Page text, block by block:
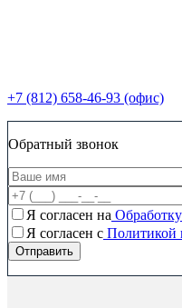
+7 (812) 658-46-93 (офис)
Обратный звонок
Я согласен на
Я согласен c Политикой